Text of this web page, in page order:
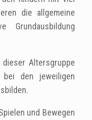
die allgemeine
Grundausbildung
Altersgruppe
den jeweiligen
und Bewegen